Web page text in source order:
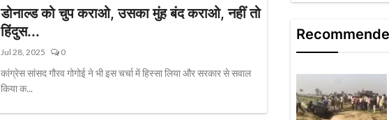
डोनाल्ड को चुप कराओ, उसका मुंह बंद कराओ, नहीं तो
हिंदुस...
Jul 28, 2025 0
कांग्रेस सांसद गौरव गोगोई ने भी इस चर्चा में हिस्सा लिया और सरकार से सवाल
किया क...